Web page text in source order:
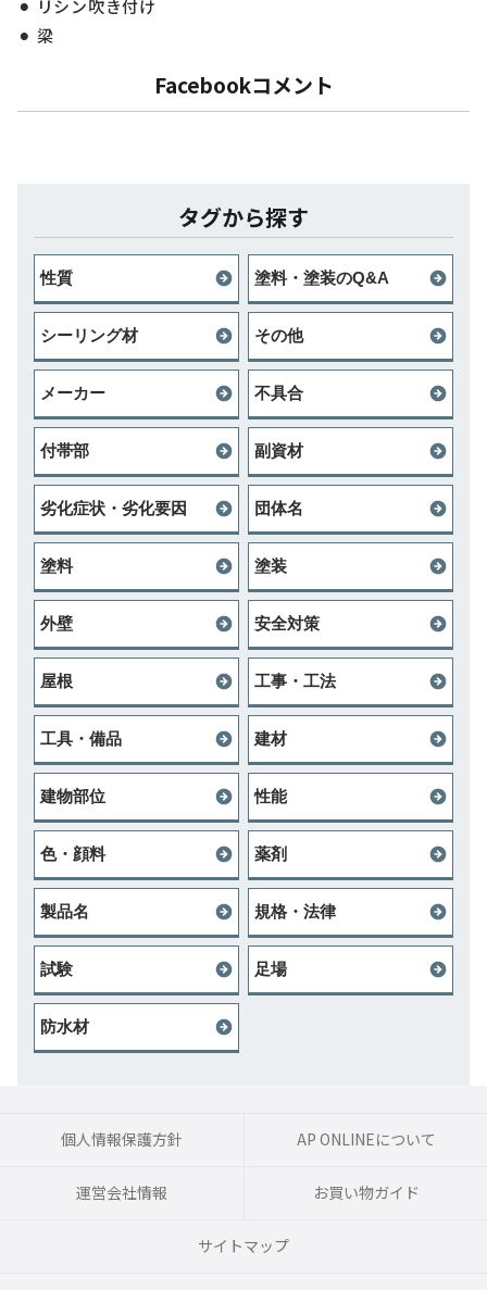
リシン吹き付け
梁
Facebookコメント
タグから探す
性質 塗料・塗装のQ&A
シーリング材 その他
メーカー 不具合
付帯部 副資材
劣化症状・劣化要因 団体名
塗料 塗装
外壁 安全対策
屋根 工事・工法
工具・備品 建材
建物部位 性能
色・顔料 薬剤
製品名 規格・法律
試験 足場
防水材
個人情報保護方針 AP ONLINEについて
運営会社情報 お買い物ガイド
サイトマップ